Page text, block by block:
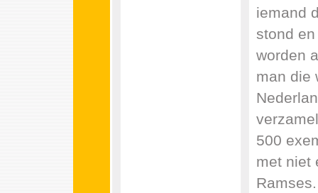
iemand
stond
worden
man die
500
met niet